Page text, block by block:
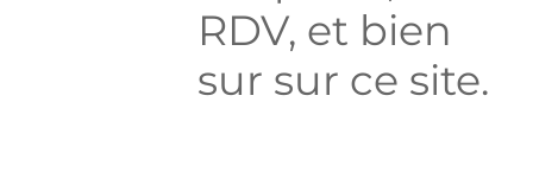
RDV, et bien
sur sur ce site.